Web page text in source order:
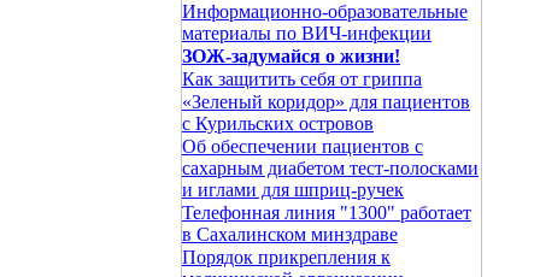
Информационно-образовательные
материалы по ВИЧ-инфекции
ЗОЖ-задумайся о жизни!
Как защитить себя от гриппа
«Зеленый коридор» для пациентов
с Курильских островов
Об обеспечении пациентов с
сахарным диабетом тест-полосками
и иглами для шприц-ручек
Телефонная линия "1300" работает
в Сахалинском минздраве
Порядок прикрепления к